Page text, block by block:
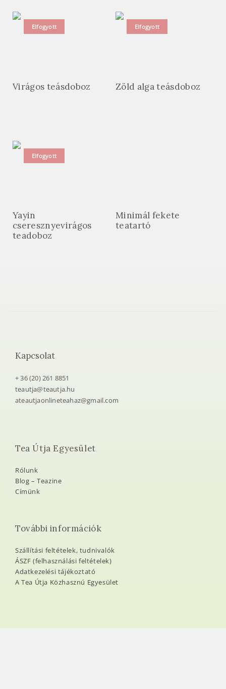
Elfogyott
Virágos teásdoboz
Elfogyott
Zöld alga teásdoboz
Elfogyott
Yayin
cseresznyevirágos
teadoboz
Minimál fekete
teatartó
Kapcsolat
+ 36 (20) 261 8851
teautja@teautja.hu
ateautjaonlineteahaz@gmail.com
Tea Útja Egyesület
Rólunk
Blog – Teazine
Címünk
További információk
Szállítási feltételek, tudnivalók
ÁSZF (felhasználási feltételek)
Adatkezelési tájékoztató
A Tea Útja Közhasznú Egyesület